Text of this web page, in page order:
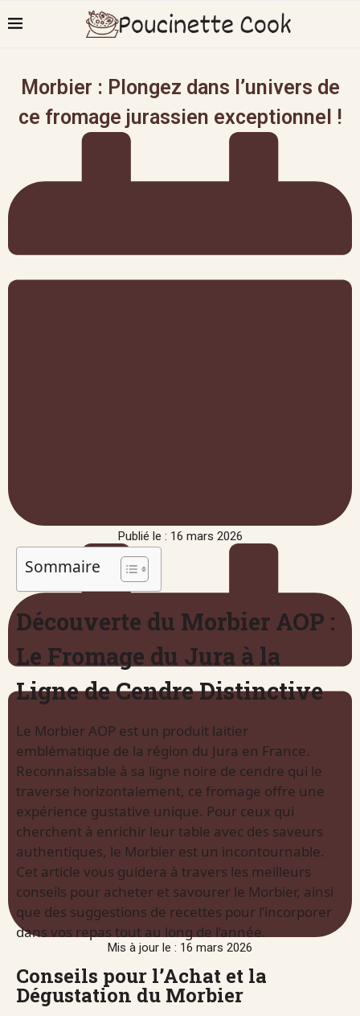
Morbier : Plongez dans l’univers de
ce fromage jurassien exceptionnel !
Publié le : 16 mars 2026
Mis à jour le : 16 mars 2026
Sommaire
Découverte du Morbier AOP :
Le Fromage du Jura à la
Ligne de Cendre Distinctive
Le Morbier AOP est un produit laitier
emblématique de la région du Jura en France.
Reconnaissable à sa ligne noire de cendre qui le
traverse horizontalement, ce fromage offre une
expérience gustative unique. Pour ceux qui
cherchent à enrichir leur table avec des saveurs
authentiques, le Morbier est un incontournable.
Cet article vous guidera à travers les meilleurs
conseils pour acheter et savourer le Morbier, ainsi
que des suggestions de recettes pour l’incorporer
dans vos repas tout au long de l’année.
Conseils pour l’Achat et la
Dégustation du Morbier